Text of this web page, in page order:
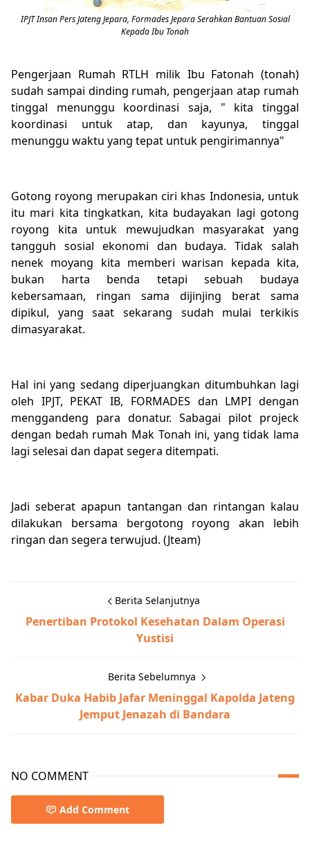
IPJT Insan Pers Jateng Jepara, Formades Jepara Serahkan Bantuan Sosial
Kepada Ibu Tonah
Pengerjaan Rumah RTLH milik Ibu Fatonah (tonah)
sudah sampai dinding rumah, pengerjaan atap rumah
tinggal menunggu koordinasi saja, " kita tinggal
koordinasi untuk atap, dan kayunya, tinggal
menunggu waktu yang tepat untuk pengirimannya"
Gotong royong merupakan ciri khas Indonesia, untuk
itu mari kita tingkatkan, kita budayakan lagi gotong
royong kita untuk mewujudkan masyarakat yang
tangguh sosial ekonomi dan budaya. Tidak salah
nenek moyang kita memberi warisan kepada kita,
bukan harta benda tetapi sebuah budaya
kebersamaan, ringan sama dijinjing berat sama
dipikul, yang saat sekarang sudah mulai terkikis
dimasyarakat.
Hal ini yang sedang diperjuangkan ditumbuhkan lagi
oleh IPJT, PEKAT IB, FORMADES dan LMPI dengan
menggandeng para donatur. Sabagai pilot projeck
dengan bedah rumah Mak Tonah ini, yang tidak lama
lagi selesai dan dapat segera ditempati.
Jadi seberat apapun tantangan dan rintangan kalau
dilakukan bersama bergotong royong akan lebih
ringan dan segera terwujud. (Jteam)
Berita Selanjutnya
Penertiban Protokol Kesehatan Dalam Operasi
Yustisi
Berita Sebelumnya
Kabar Duka Habib Jafar Meninggal Kapolda Jateng
Jemput Jenazah di Bandara
NO COMMENT
Add Comment